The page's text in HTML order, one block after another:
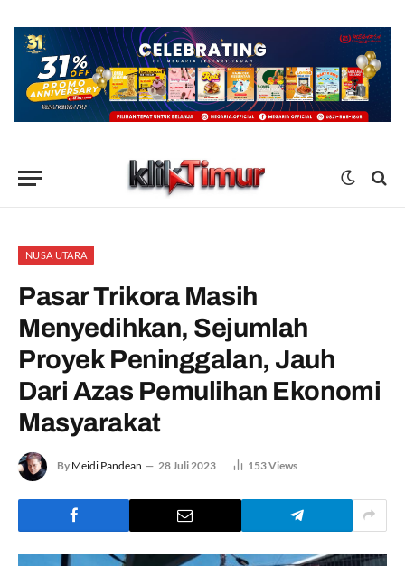
NUSA UTARA
Pasar Trikora Masih
Menyedihkan, Sejumlah
Proyek Peninggalan, Jauh
Dari Azas Pemulihan Ekonomi
Masyarakat
By Meidi Pandean 28 Juli 2023 153Views